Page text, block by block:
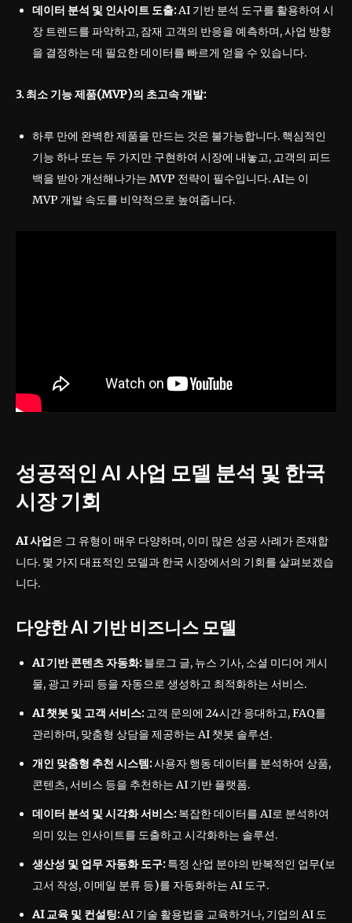
데이터 분석 및 인사이트 도출:AI 기반 분석 도구를 활용하여 시
장 트렌드를 파악하고, 잠재 고객의 반응을 예측하며, 사업 방향
을 결정하는 데 필요한 데이터를 빠르게 얻을 수 있습니다.
3. 최소 기능 제품(MVP)의 초고속 개발:
하루 만에 완벽한 제품을 만드는 것은 불가능합니다. 핵심적인
기능 하나 또는 두 가지만 구현하여 시장에 내놓고, 고객의 피드
백을 받아 개선해나가는 MVP 전략이 필수입니다. AI는 이
MVP 개발 속도를 비약적으로 높여줍니다.
성공적인 AI 사업 모델 분석 및 한국
시장 기회
AI 사업은 그 유형이 매우 다양하며, 이미 많은 성공 사례가 존재합
니다. 몇 가지 대표적인 모델과 한국 시장에서의 기회를 살펴보겠습
니다.
다양한 AI 기반 비즈니스 모델
AI 기반 콘텐츠 자동화:블로그 글, 뉴스 기사, 소셜 미디어 게시
물, 광고 카피 등을 자동으로 생성하고 최적화하는 서비스.
AI 챗봇 및 고객 서비스:고객 문의에 24시간 응대하고, FAQ를
관리하며, 맞춤형 상담을 제공하는 AI 챗봇 솔루션.
개인 맞춤형 추천 시스템:사용자 행동 데이터를 분석하여 상품,
콘텐츠, 서비스 등을 추천하는 AI 기반 플랫폼.
데이터 분석 및 시각화 서비스:복잡한 데이터를 AI로 분석하여
의미 있는 인사이트를 도출하고 시각화하는 솔루션.
생산성 및 업무 자동화 도구:특정 산업 분야의 반복적인 업무(보
고서 작성, 이메일 분류 등)를 자동화하는 AI 도구.
AI 교육 및 컨설팅:AI 기술 활용법을 교육하거나, 기업의 AI 도